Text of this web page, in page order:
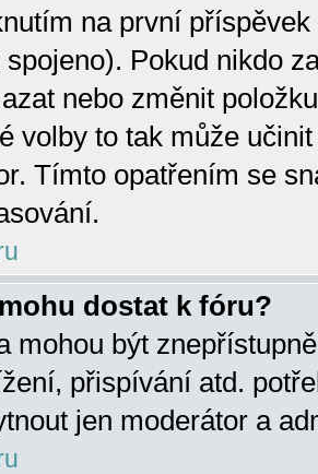
na první
spojeno). Pokud nikdo
nebo změnit
volby to tak může
Tímto opatřením se
dostat k fóru?
mohou být
přispívání atd.
jen moderátor a